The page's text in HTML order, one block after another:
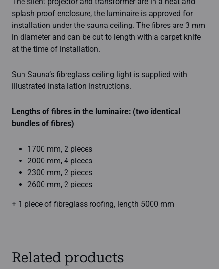
splash proof enclosure, the luminaire is approved for
installation under the sauna ceiling. The fibres are 3 mm
in diameter and can be cut to length with a carpet knife
at the time of installation.
Sun Sauna’s fibreglass ceiling light is supplied with
illustrated installation instructions.
Lengths of fibres in the luminaire: (two identical
bundles of fibres)
1700 mm, 2 pieces
2000 mm, 4 pieces
2300 mm, 2 pieces
2600 mm, 2 pieces
+ 1 piece of fibreglass roofing, length 5000 mm
Related products